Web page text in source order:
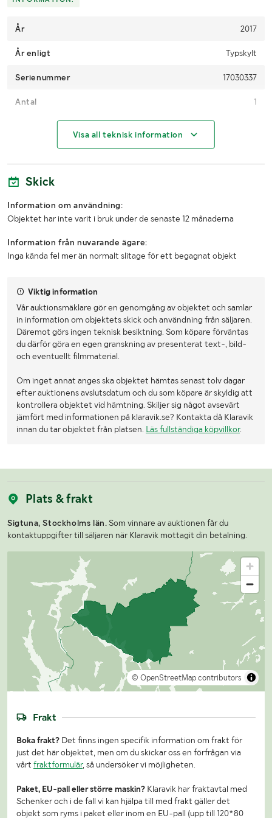
År 2017
År enligt Typskylt
Serienummer 17030337
Antal 1
MÅTT OCH VIKT:
Längd
Bredd
Lasthjälp med
Visa all teknisk information
Skick
Information om användning:
Objektet har inte varit i bruk under de senaste 12 månaderna
Information från nuvarande ägare:
Inga kända fel mer än normalt slitage för ett begagnat objekt
Viktig information
Vår auktionsmäklare gör en genomgång av objektet och samlar
in information om objektets skick och användning från säljaren.
Däremot görs ingen teknisk besiktning. Som köpare förväntas
du därför göra en egen granskning av presenterat text-, bild-
och eventuellt filmmaterial.
Om inget annat anges ska objektet hämtas senast tolv dagar
efter auktionens avslutsdatum och du som köpare är skyldig att
kontrollera objektet vid hämtning. Skiljer sig något avsevärt
jämfört med informationen på klaravik.se? Kontakta då Klaravik
innan du tar objektet från platsen. Läs fullständiga köpvillkor.
Plats & frakt
Sigtuna, Stockholms län. Som vinnare av auktionen får du
kontaktuppgifter till säljaren när Klaravik mottagit din betalning.
© OpenStreetMap contributors
Frakt
Boka frakt? Det finns ingen specifik information om frakt för
just det här objektet, men om du skickar oss en förfrågan via
vårt fraktformulär, så undersöker vi möjligheten.
Paket, EU-pall eller större maskin? Klaravik har fraktavtal med
Schenker och i de fall vi kan hjälpa till med frakt gäller det
objekt som ryms i paket eller inom en EU-pall (upp till 120*80